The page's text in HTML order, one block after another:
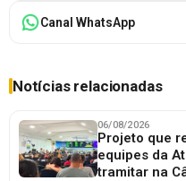
Canal WhatsApp
Notícias relacionadas
06/08/2026
Projeto que
equipes da
tramitar na